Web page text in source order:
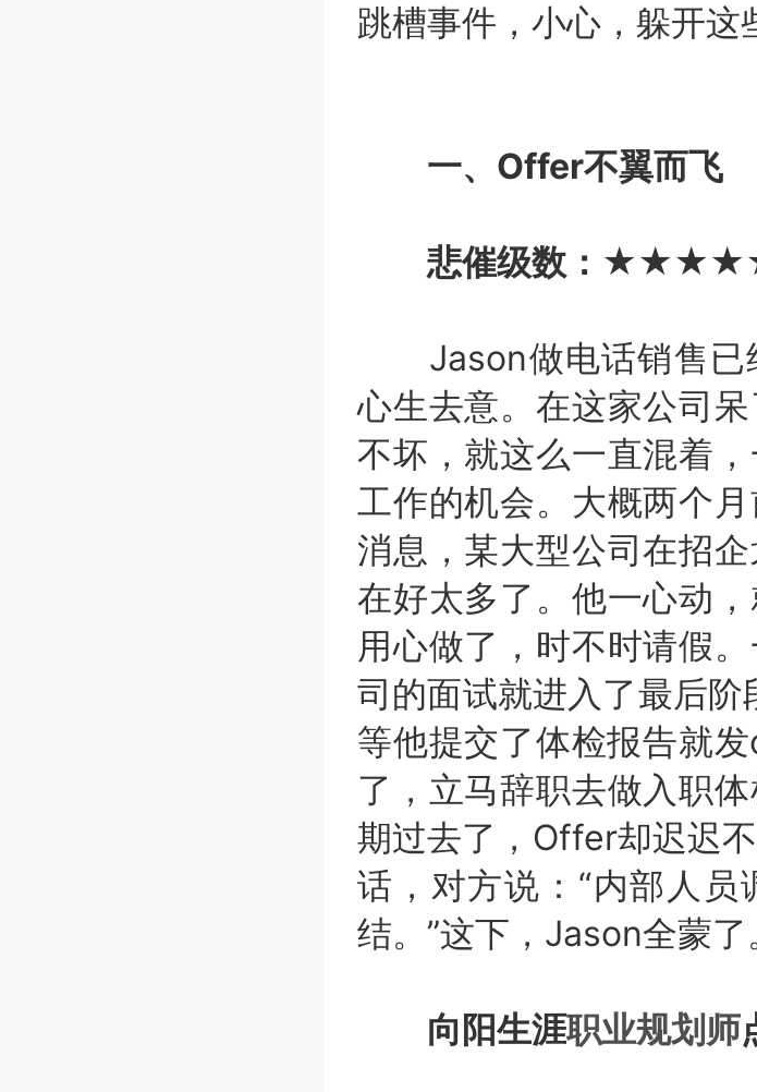
跳槽事件，小心，躲开这
一、Offer不翼而飞
悲催级数：
Jason做电话销售已
心生去意。在这家公司
不坏，就这么一直混着
工作的机会。大概两个
消息，某大型公司在招
在好太多了。他一心动
用心做了，时不时请假
司的面试就进入了最后阶
等他提交了体检报告就
了，立马辞职去做入职
期过去了，Offer却迟迟
话，对方说：“内部人
结。”这下，Jason全蒙了
向阳生涯职业规划师